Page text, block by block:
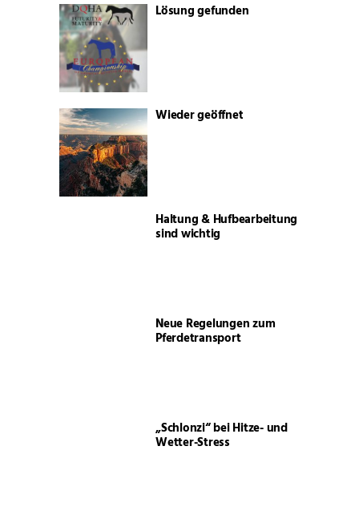
Lösung gefunden
Wieder geöffnet
Haltung & Hufbearbeitung
sind wichtig
Neue Regelungen zum
Pferdetransport
„Schlonzi“ bei Hitze- und
Wetter-Stress